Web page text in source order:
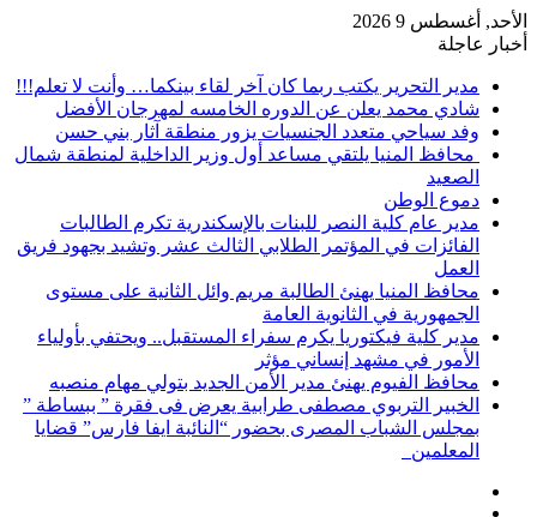
الأحد, أغسطس 9 2026
أخبار عاجلة
مدير التحرير يكتب ربما كان آخر لقاء بينكما… وأنت لا تعلم!!!
شادي محمد يعلن عن الدوره الخامسه لمهرجان الأفضل
وفد سياحي متعدد الجنسيات يزور منطقة آثار بني حسن
محافظ المنيا يلتقي مساعد أول وزير الداخلية لمنطقة شمال
الصعيد
دموع الوطن
مدير عام كلية النصر للبنات بالإسكندرية تكرم الطالبات
الفائزات في المؤتمر الطلابي الثالث عشر وتشيد بجهود فريق
العمل
محافظ المنيا يهنئ الطالبة مريم وائل الثانية على مستوى
الجمهورية في الثانوية العامة
مدير كلية فيكتوريا يكرم سفراء المستقبل.. ويحتفي بأولياء
الأمور في مشهد إنساني مؤثر
محافظ الفيوم يهنئ مدير الأمن الجديد بتولي مهام منصبه
الخبير التربوي مصطفى طرابية يعرض فى فقرة ” ببساطة ”
بمجلس الشباب المصرى بحضور “النائبة ايفا فارس” قضايا
المعلمين